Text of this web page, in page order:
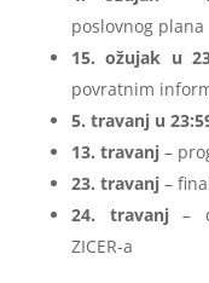
poslovnog plana
15. ožujak u
povratnim
5. travanj u
13. travanj–
23. travanj–
24. travanj–
ZICER-a